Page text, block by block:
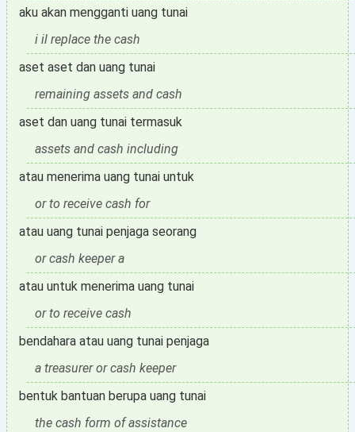
aku akan mengganti uang tunai
i il replace the cash
aset aset dan uang tunai
remaining assets and cash
aset dan uang tunai termasuk
assets and cash including
atau menerima uang tunai untuk
or to receive cash for
atau uang tunai penjaga seorang
or cash keeper a
atau untuk menerima uang tunai
or to receive cash
bendahara atau uang tunai penjaga
a treasurer or cash keeper
bentuk bantuan berupa uang tunai
the cash form of assistance